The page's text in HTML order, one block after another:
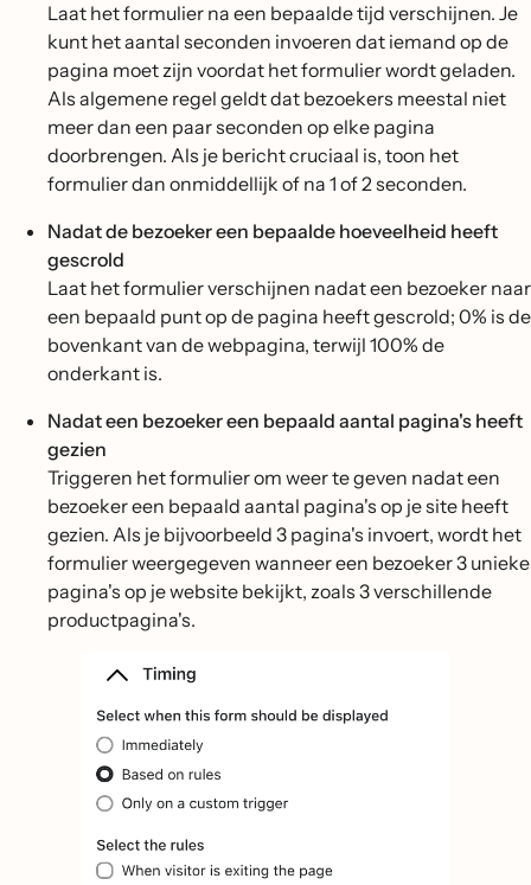
Laat het formulier na een bepaalde tijd verschijnen. Je
kunt het aantal seconden invoeren dat iemand op de
pagina moet zijn voordat het formulier wordt geladen.
Als algemene regel geldt dat bezoekers meestal niet
meer dan een paar seconden op elke pagina
doorbrengen. Als je bericht cruciaal is, toon het
formulier dan onmiddellijk of na 1 of 2 seconden.
Nadat de bezoeker een bepaalde hoeveelheid heeft
gescrold
Laat het formulier verschijnen nadat een bezoeker naar
een bepaald punt op de pagina heeft gescrold; 0% is de
bovenkant van de webpagina, terwijl 100% de
onderkant is.
Nadat een bezoeker een bepaald aantal pagina's heeft
gezien
Triggeren het formulier om weer te geven nadat een
bezoeker een bepaald aantal pagina's op je site heeft
gezien. Als je bijvoorbeeld 3 pagina's invoert, wordt het
formulier weergegeven wanneer een bezoeker 3 unieke
pagina's op je website bekijkt, zoals 3 verschillende
productpagina's.